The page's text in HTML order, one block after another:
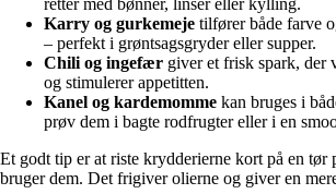
Karry og gurkemeje tilfører både farve
– perfekt i grøntsagsgryder eller supper.
Chili og ingefær giver et frisk spark, der
og stimulerer appetitten.
Kanel og kardemomme kan bruges i
prøv dem i bagte rodfrugter eller i en
Et godt tip er at riste krydderierne kort på en tør
bruger dem. Det frigiver olierne og giver en